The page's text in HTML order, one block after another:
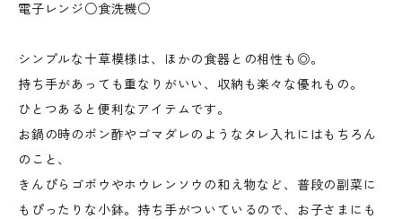
電子レンジ○食洗機○
シンプルな十草模様は、ほかの食器との相性も◎。
持ち手があっても重なりがいい、収納も楽々な優れもの。
ひとつあると便利なアイテムです。
お鍋の時のポン酢やゴマダレのようなタレ入れにはもちろん
のこと、
きんぴらゴボウやホウレンソウの和え物など、普段の副菜に
もぴったりな小鉢。持ち手がついているので、お子さまにも